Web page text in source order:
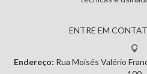
ENTRE EM
Endereço: Rua Moisés Valério